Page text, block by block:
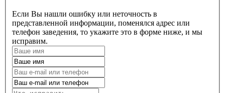
Если Вы нашли ошибку или неточность в
представленной информации, поменялся адрес или
телефон заведения, то укажите это в форме ниже, и мы
исправим.